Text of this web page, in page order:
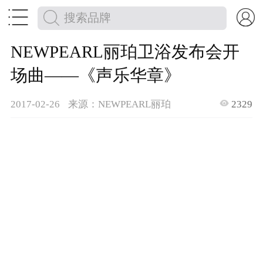
 
NEWPEARL丽珀卫浴发布会开
场曲——《声乐华章》
2017-02-26 来源：NEWPEARL丽珀  2329